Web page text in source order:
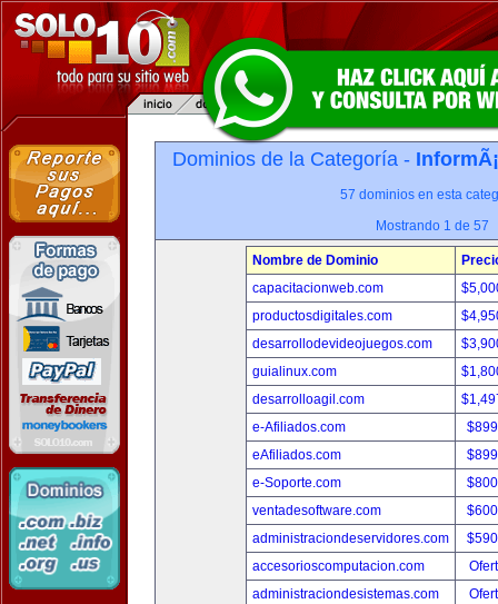
Dominios de la Categoría -
57 dominios en esta
Mostrando 1 de 57
Nombre de Dominio
capacitacionweb.com
productosdigitales.com
desarrollodevideojuegos.com
guialinux.com
desarrolloagil.com
e-Afiliados.com
eAfiliados.com
e-Soporte.com
ventadesoftware.com
administraciondeservidores.com
accesorioscomputacion.com
administraciondesistemas.com